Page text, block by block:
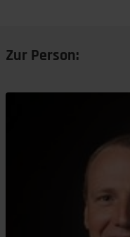
Zur Person: